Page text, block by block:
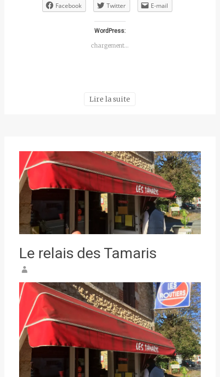
Facebook Twitter E-mail
WordPress:
chargement…
Lire la suite
Le relais des Tamaris